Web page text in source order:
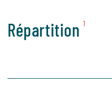
Répartition 1